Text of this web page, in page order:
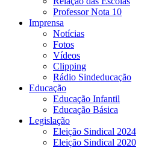
Professor Nota 10
Imprensa
Notícias
Fotos
Vídeos
Clipping
Rádio Sindeducação
Educação
Educação Infantil
Educação Básica
Legislação
Eleição Sindical 2024
Eleição Sindical 2020